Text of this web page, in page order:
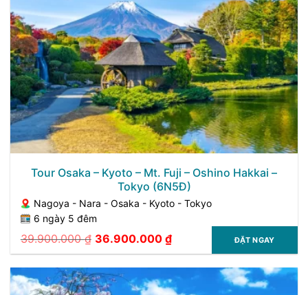
Tour Osaka – Kyoto – Mt. Fuji – Oshino Hakkai –
Tokyo (6N5Đ)
Nagoya - Nara - Osaka - Kyoto - Tokyo
6 ngày 5 đêm
39.900.000₫ Giá
gốc
là:
39.900.000 ₫.
36.900.000 ₫
Giá
hiện
tại
là:
36.900.000 ₫.
ĐẶT NGAY